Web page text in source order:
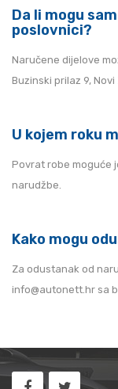
Da li mogu
poslovnici?
Naručene dijelove
Buzinski prilaz 9, Novi
U kojem roku
Povrat robe moguće
narudžbe.
Kako mogu
Za odustanak od
info@autonett.hr sa